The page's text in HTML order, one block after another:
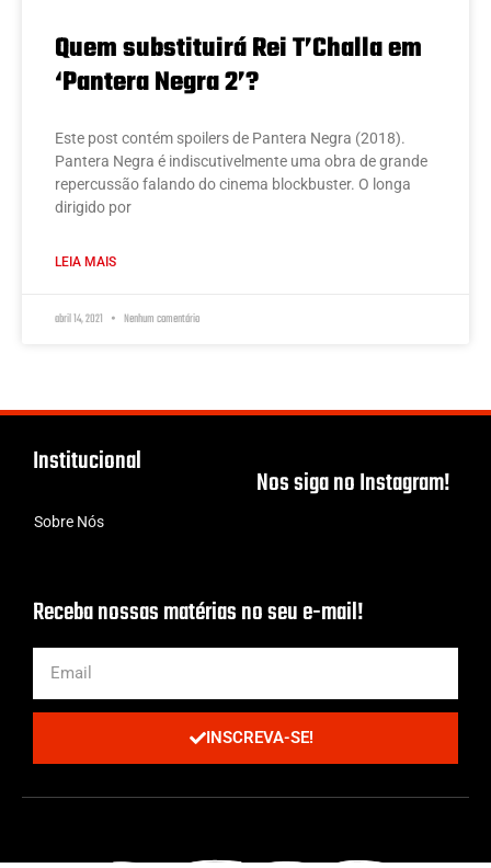
Quem substituirá Rei T’Challa em
‘Pantera Negra 2’?
Este post contém spoilers de Pantera Negra (2018).
Pantera Negra é indiscutivelmente uma obra de grande
repercussão falando do cinema blockbuster. O longa
dirigido por
LEIA MAIS
abril 14, 2021 Nenhum comentário
Institucional
Sobre Nós
Nos siga no Instagram!
Receba nossas matérias no seu e-mail!
INSCREVA-SE!